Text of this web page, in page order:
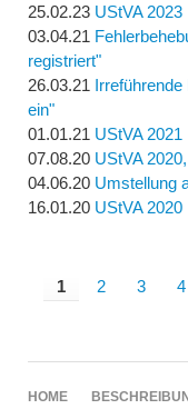
25.02.23 UStVA 2023
03.04.21
registriert"
26.03.21
ein"
01.01.21 UStVA 2021
07.08.20 UStVA
04.06.20 Umstellung
16.01.20 UStVA 2020
1 2 3 4
NAVIGATION
HOME